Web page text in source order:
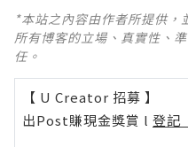
*本站之內容由作者所提供
所有博客的立場、真實性、
任。
【 U Creator 招募 】
出Post賺現金獎賞 l 登記